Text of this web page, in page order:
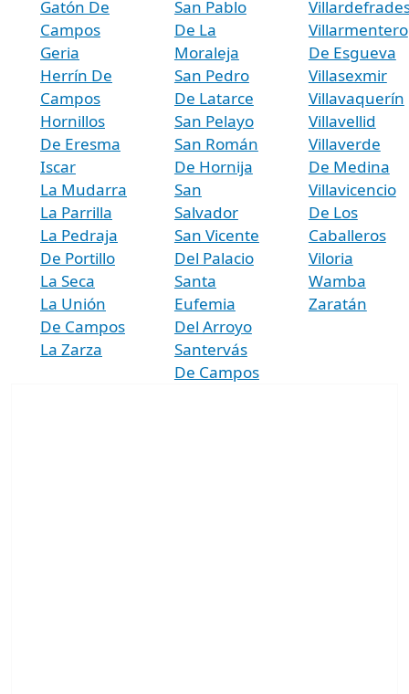
Gatón De
Campos
Geria
Herrín De
Campos
Hornillos
De Eresma
Iscar
La Mudarra
La Parrilla
La Pedraja
De Portillo
La Seca
La Unión
De Campos
La Zarza
San Pablo
De La
Moraleja
San Pedro
De Latarce
San Pelayo
San Román
De Hornija
San
Salvador
San Vicente
Del Palacio
Santa
Eufemia
Del Arroyo
Santervás
De Campos
Villarmentero
De Esgueva
Villasexmir
Villavaquerín
Villavellid
Villaverde
De Medina
Villavicencio
De Los
Caballeros
Viloria
Wamba
Zaratán